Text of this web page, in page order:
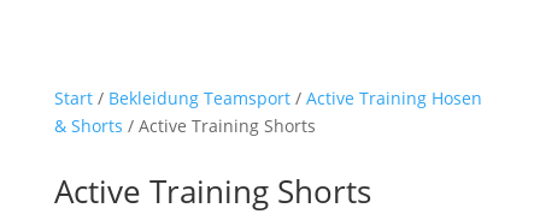
Start/ Bekleidung Teamsport/ Active Training Hosen
& Shorts / Active Training Shorts
Active Training Shorts